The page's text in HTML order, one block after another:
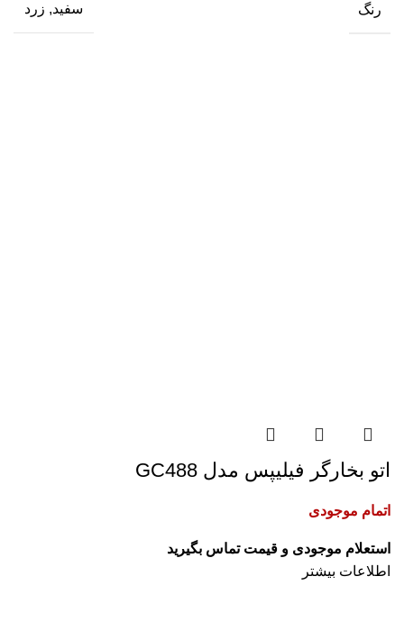
رنگ سفید, زرد
اتو بخارگر فیلیپس مدل GC488
اتمام موجودی
اطلاعات بیشتر